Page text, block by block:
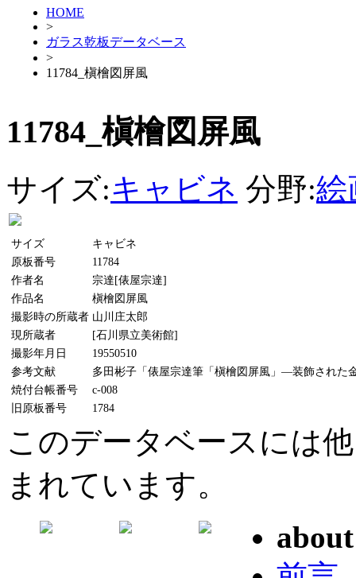
HOME
>
ガラス乾板データベース
>
11784_槇檜図屏風
11784_槇檜図屏風
サイズ:キャビネ 分野:絵
サイズ
キャビネ
原板番号
11784
作者名
宗達[俵屋宗達]
作品名
槇檜図屏風
撮影時の所蔵者 山川庄太郎
現所蔵者
[石川県立美術館]
撮影年月日
19550510
参考文献
多田彬子「俵屋宗達筆「槇檜図屏風」―装飾された
焼付台帳番号
c-008
旧原板番号
1784
このデータベースには
まれています。
about